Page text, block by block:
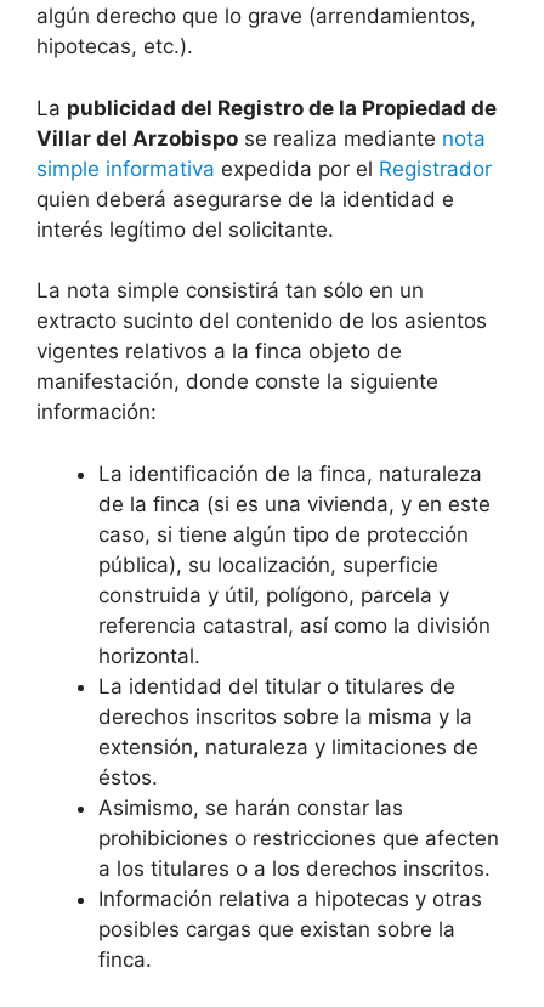
algún derecho que lo grave (arrendamientos,
hipotecas, etc.).
La publicidad del Registro de la Propiedad de
Villar del Arzobispo se realiza mediante nota
simple informativa expedida por el Registrador
quien deberá asegurarse de la identidad e
interés legítimo del solicitante.
La nota simple consistirá tan sólo en un
extracto sucinto del contenido de los asientos
vigentes relativos a la finca objeto de
manifestación, donde conste la siguiente
información:
La identificación de la finca, naturaleza
de la finca (si es una vivienda, y en este
caso, si tiene algún tipo de protección
pública), su localización, superficie
construida y útil, polígono, parcela y
referencia catastral, así como la división
horizontal.
La identidad del titular o titulares de
derechos inscritos sobre la misma y la
extensión, naturaleza y limitaciones de
éstos.
Asimismo, se harán constar las
prohibiciones o restricciones que afecten
a los titulares o a los derechos inscritos.
Información relativa a hipotecas y otras
posibles cargas que existan sobre la
finca.